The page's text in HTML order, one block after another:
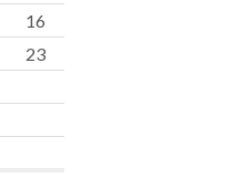
16
23